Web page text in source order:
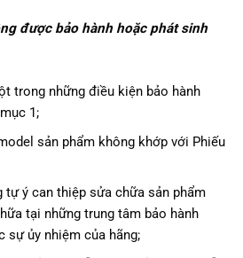
được bảo hành hoặc phát sinh
trong những điều kiện bảo hành
1;
sản phẩm không khớp với Phiếu
tự ý can thiệp sửa chữa sản phẩm
tại những trung tâm bảo hành
sự ủy nhiệm của hãng;